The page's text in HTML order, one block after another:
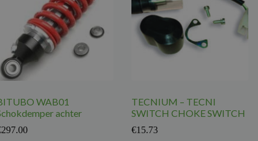
WAB01
achter
297.00
TECNIUM – TECNI
SWITCH CHOKE SWITCH
€15.73